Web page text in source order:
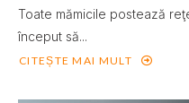
Toate mămicile postează
început să...
CITEȘTE MAI MULT